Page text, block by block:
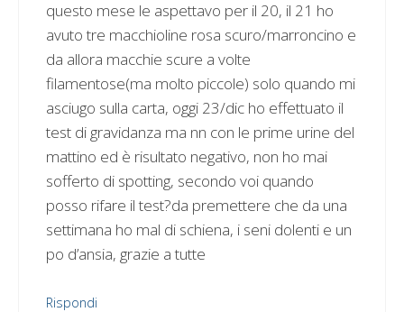
questo mese le aspettavo per il 20, il 21 ho
avuto tre macchioline rosa scuro/marroncino e
da allora macchie scure a volte
filamentose(ma molto piccole) solo quando mi
asciugo sulla carta, oggi 23/dic ho effettuato il
test di gravidanza ma nn con le prime urine del
mattino ed è risultato negativo, non ho mai
sofferto di spotting, secondo voi quando
posso rifare il test?da premettere che da una
settimana ho mal di schiena, i seni dolenti e un
po d’ansia, grazie a tutte
Rispondi